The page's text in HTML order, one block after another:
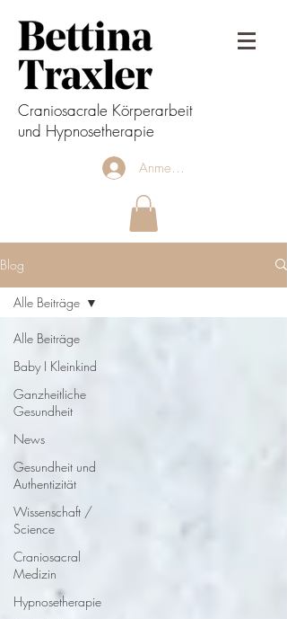
Craniosacrale Körperarbeit
und Hypnosetherapie
Anmelden
Blog
Alle Beiträge
Baby I Kleinkind
Ganzheitliche
Gesundheit
News
Gesundheit und
Authentizität
Wissenschaft /
Science
Craniosacral
Medizin
Hypnosetherapie
Alle Beiträge